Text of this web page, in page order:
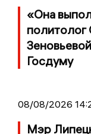
«Она
политолог
Госдуму
08/08/2026
Мэр